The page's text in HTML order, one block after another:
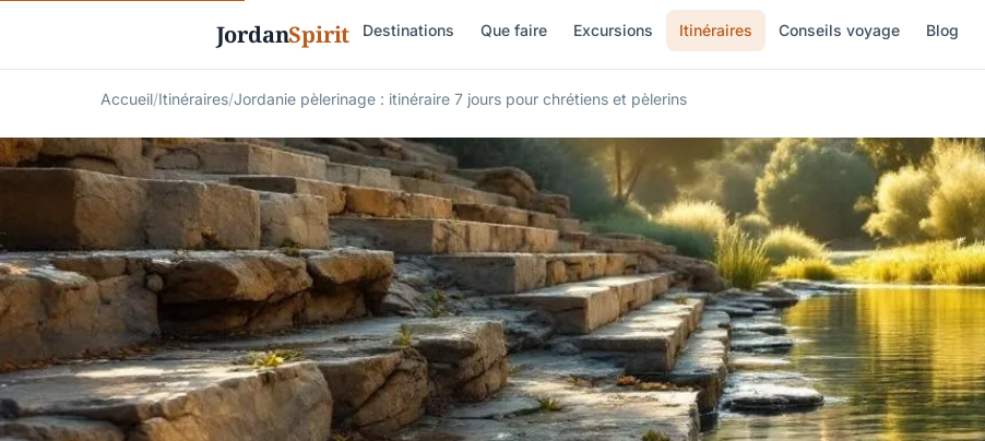
JordanSpirit Destinations Que faire Excursions Itinéraires Conseils voyage Blog
Accueil/Itinéraires/Jordanie pèlerinage : itinéraire 7 jours pour chrétiens et pèlerins